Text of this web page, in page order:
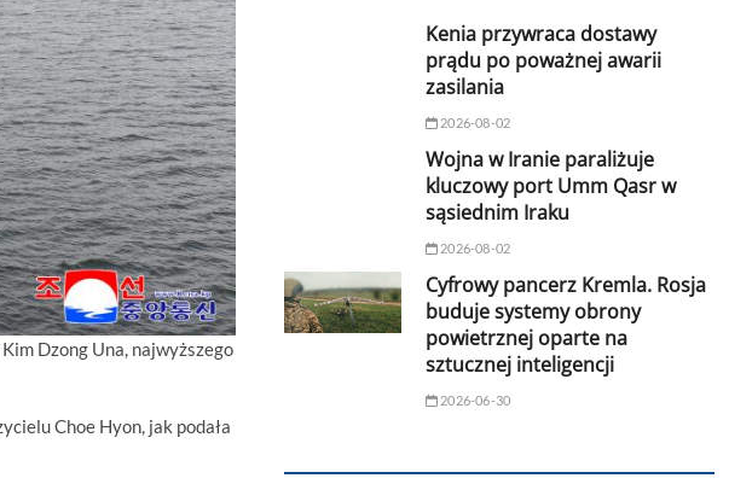
Dzong Una, najwyższego
Choe Hyon, jak podała
Kenia przywraca dostawy
prądu po poważnej awarii
zasilania
2026-08-02
Wojna w Iranie paraliżuje
kluczowy port Umm Qasr w
sąsiednim Iraku
2026-08-02
Cyfrowy pancerz Kremla. Rosja
buduje systemy obrony
powietrznej oparte na
sztucznej inteligencji
2026-06-30